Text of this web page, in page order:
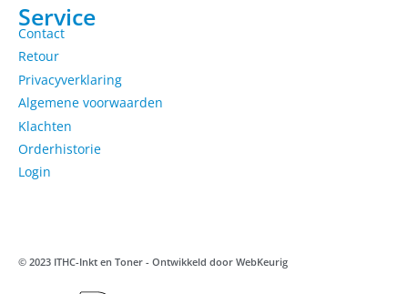
Service
Contact
Retour
Privacyverklaring
Algemene voorwaarden
Klachten
Orderhistorie
Login
© 2023 ITHC-Inkt en Toner - Ontwikkeld door WebKeurig